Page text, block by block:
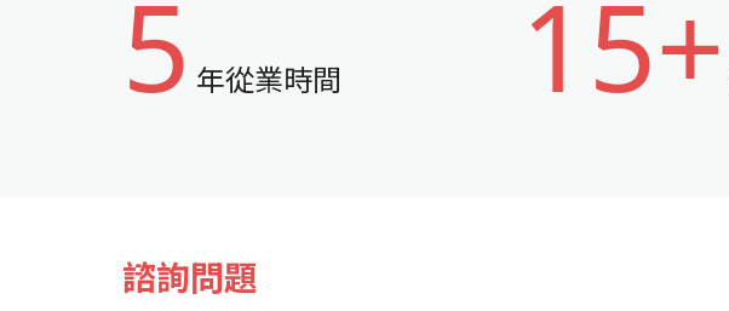
5 年從業時間 15+
諮詢問題